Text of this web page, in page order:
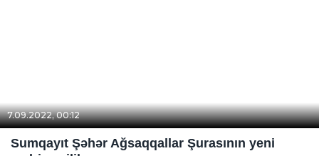
7.09.2022, 00:12
Sumqayıt Şəhər Ağsaqqallar Şurasının yeni